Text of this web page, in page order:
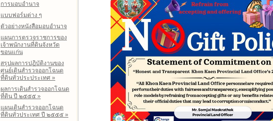
การมอบอำนาจ
แบบฟอร์มต่าง ๆ
ตัวอย่างหนังสือมอบอำนาจ
แผนการตรวจราชการของ
เจ้าพนักงานที่ดินจังหวัด
ขอนแก่น
สรุปผลการปฏิบัติงานของ
ศูนย์เดินสำรวจออกโฉนด
ที่ดินทั่วประประเทศ »
ผลการเดินสำรวจออกโฉนด
ที่ดิน ปี ๒๕๕๕ »
แผนเดินสำรวจออกโฉนด
ที่ดินทั่วประเทศ ปี ๒๕๕๕ »